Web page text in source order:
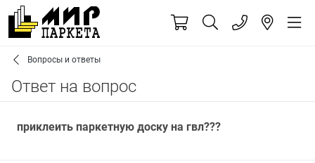
Вопросы и ответы
Ответ на вопрос
приклеить паркетную доску на гвл???